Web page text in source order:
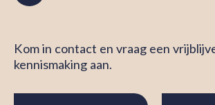
Kom in contact en vraag een
kennismaking aan.